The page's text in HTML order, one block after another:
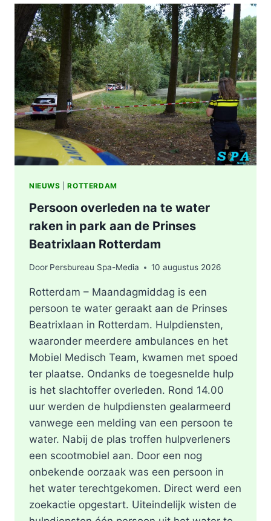
E-
LIJN
NIEUWS |ROTTERDAM
Persoon overleden na te water
raken in park aan de Prinses
Beatrixlaan Rotterdam
Door Persbureau Spa-Media 10 augustus 2026
Rotterdam – Maandagmiddag is een
persoon te water geraakt aan de Prinses
Beatrixlaan in Rotterdam. Hulpdiensten,
waaronder meerdere ambulances en het
Mobiel Medisch Team, kwamen met spoed
ter plaatse. Ondanks de toegesnelde hulp
is het slachtoffer overleden. Rond 14.00
uur werden de hulpdiensten gealarmeerd
vanwege een melding van een persoon te
water. Nabij de plas troffen hulpverleners
een scootmobiel aan. Door een nog
onbekende oorzaak was een persoon in
het water terechtgekomen. Direct werd een
zoekactie opgestart. Uiteindelijk wisten de